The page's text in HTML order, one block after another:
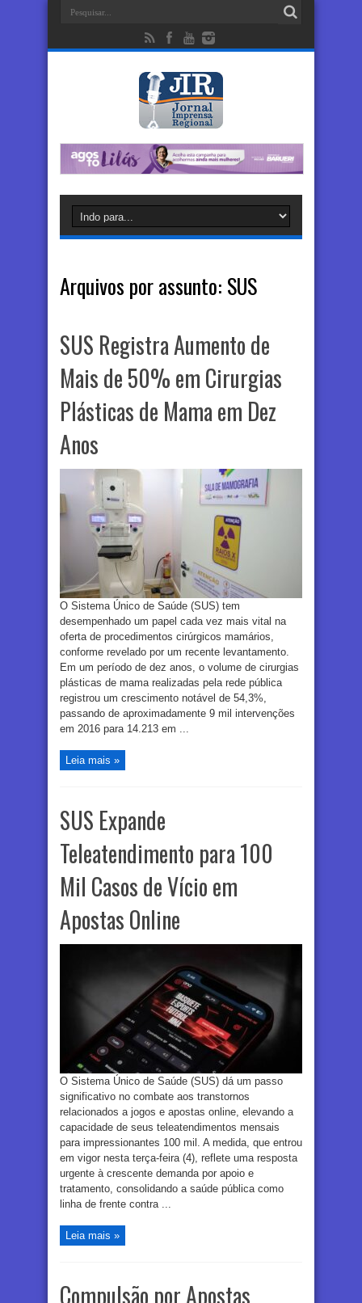
Arquivos por assunto: SUS
SUS Registra Aumento de
Mais de 50% em Cirurgias
Plásticas de Mama em Dez
Anos
O Sistema Único de Saúde (SUS) tem
desempenhado um papel cada vez mais vital na
oferta de procedimentos cirúrgicos mamários,
conforme revelado por um recente levantamento.
Em um período de dez anos, o volume de cirurgias
plásticas de mama realizadas pela rede pública
registrou um crescimento notável de 54,3%,
passando de aproximadamente 9 mil intervenções
em 2016 para 14.213 em ...
Leia mais »
SUS Expande
Teleatendimento para 100
Mil Casos de Vício em
Apostas Online
O Sistema Único de Saúde (SUS) dá um passo
significativo no combate aos transtornos
relacionados a jogos e apostas online, elevando a
capacidade de seus teleatendimentos mensais
para impressionantes 100 mil. A medida, que entrou
em vigor nesta terça-feira (4), reflete uma resposta
urgente à crescente demanda por apoio e
tratamento, consolidando a saúde pública como
linha de frente contra ...
Leia mais »
Compulsão por Apostas